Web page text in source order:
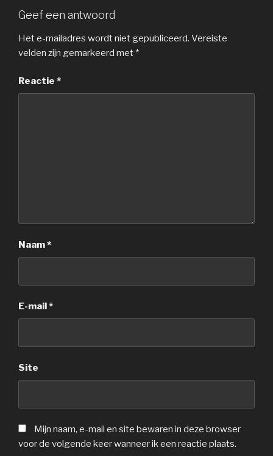
Geef een antwoord
Het e-mailadres wordt niet gepubliceerd. Vereiste
velden zijn gemarkeerd met *
Reactie *
Naam*
E-mail*
Site
Mijn naam, e-mail en site bewaren in deze browser
voor de volgende keer wanneer ik een reactie plaats.